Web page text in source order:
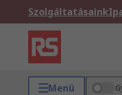
Szolgáltatásaink
Menü